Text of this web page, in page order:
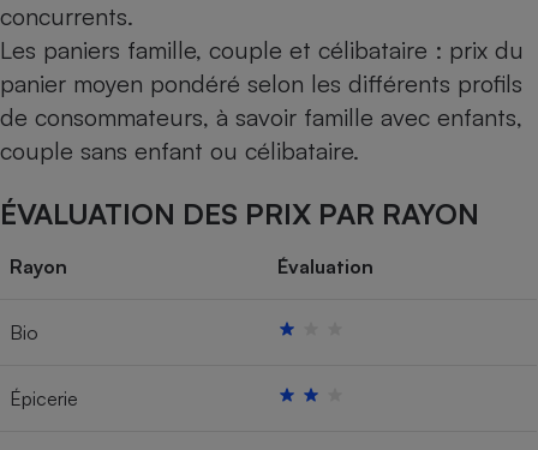
concurrents.
Les paniers famille, couple et célibataire : prix du
panier moyen pondéré selon les différents profils
de consommateurs, à savoir famille avec enfants,
couple sans enfant ou célibataire.
ÉVALUATION DES PRIX PAR RAYON
Rayon Évaluation
Bio
Épicerie